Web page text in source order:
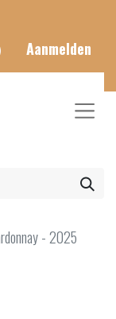
Aanmelden
- 2025